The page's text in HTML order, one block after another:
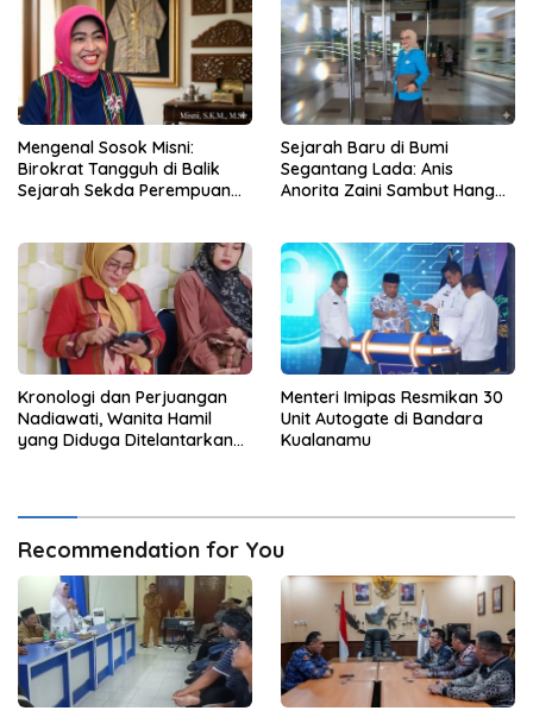
Mengenal Sosok Misni:
Birokrat Tangguh di Balik
Sejarah Sekda Perempuan
Sejarah Baru di Bumi
Segantang Lada: Anis
Anorita Zaini Sambut Hangat
Kronologi dan Perjuangan
Nadiawati, Wanita Hamil
yang Diduga Ditelantarkan
Menteri Imipas Resmikan 30
Unit Autogate di Bandara
Kualanamu
Recommendation for You